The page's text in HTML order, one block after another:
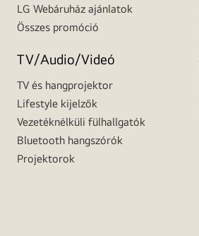
LG Webáruház ajánlatok
Összes promóció
TV/Audio/Videó
TV és hangprojektor
Lifestyle kijelzők
Vezetéknélküli fülhallgatók
Bluetooth hangszórók
Projektorok